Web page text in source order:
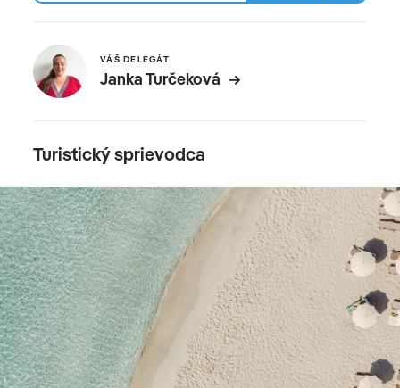
VÁŠ DELEGÁT
Janka Turčeková
Turistický sprievodca